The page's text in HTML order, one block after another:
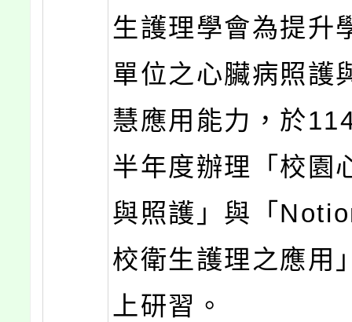
生護理學會為提升
單位之心臟病照護
慧應用能力，於
半年度辦理「校園
與照護」與「
校衛生護理之應用
上研習。